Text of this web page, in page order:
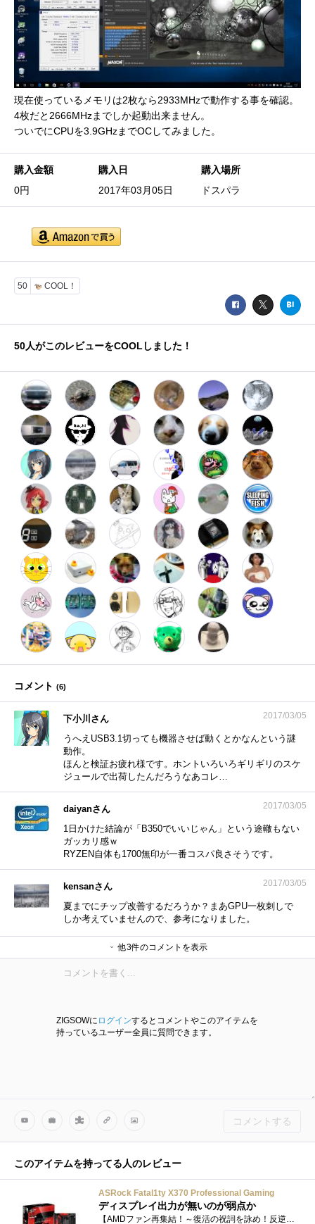
現在使っているメモリは2枚なら2933MHzで動作する事を確認。
4枚だと2666MHzまでしか起動出来ません。
ついでにCPUを3.9GHzまでOCしてみました。
購入金額
0円
購入日
2017年03月05日
購入場所
ドスパラ
50 COOL！
50人がこのレビューをCOOLしました！
コメント (6)
下小川さん 2017/03/05
うへえUSB3.1切っても機器させば動くとかなんという謎
動作。
ほんと検証お疲れ様です。ホントいろいろギリギリのスケ
ジュールで出荷したんだろうなあコレ…
daiyanさん 2017/03/05
1日かけた結論が「B350でいいじゃん」という途轍もない
ガッカリ感ｗ
RYZEN自体も1700無印が一番コスパ良さそうです。
kensanさん 2017/03/05
夏までにチップ改善するだろうか？まあGPU一枚刺しで
しか考えていませんので、参考になりました。
いぐなっちさん他3件のコメントを表示
ZIGSOWに ログインするとコメントやこのアイテムを
持っているユーザー全員に質問できます。
コメントする
このアイテムを持ってる人のレビュー
ASRock Fatal1ty X370 Professional Gaming
ディスプレイ出力が無いのが弱点か